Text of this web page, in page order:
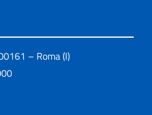
– Roma (I)